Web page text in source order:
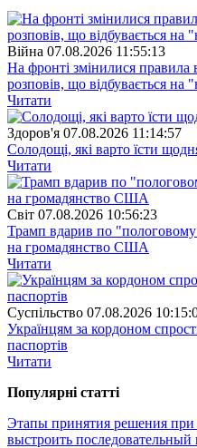
Війна 07.08.2026 11:55:13
На фронті змінилися правила
розповів, що відбувається на
Читати
Здоров'я 07.08.2026 11:14:57
Солодощі, які варто їсти
Читати
Свiт 07.08.2026 10:56:23
Трамп вдарив по
на громадянство США
Читати
Суспiльство 07.08.2026
Українцям за кордоном
паспортів
Читати
Популярнi статтi
Этапы принятия решения при
выстроить последовательный